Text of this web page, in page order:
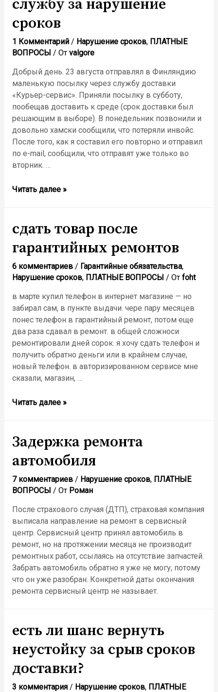
службу за нарушение
сроков
1 Комментарий / Нарушение сроков, ПЛАТНЫЕ
ВОПРОСЫ / От valgore
Добрый день. 23 августа отправлял в Финляндию
маленькую посылку через службу доставки
«Курьер-сервис». Приняли посылку в субботу,
пообещав доставить к среде (срок доставки был
решающим в выборе). В понедельник позвонили и
довольно хамски сообщили, что потеряли инвойс.
После того, как я составил его повторно и отправил
по e-mail, сообщили, что отправят уже только во
вторник. …
как
службу
за
нарушение
сроков
Читать далее »
сдать товар после
гарантийных ремонтов
6 комментариев / Гарантийные обязательства,
Нарушение сроков, ПЛАТНЫЕ ВОПРОСЫ / От foht
в марте купил телефон в интернет магазине — но
забирал сам, в пункте выдачи. чере пару месяцев
понес телефон в гарантийный ремонт, потом еще
два раза сдавал в ремонт. в общей сложноси
ремонтировали дней сорок. я хочу сдать телефон и
получить обратно деньги или в крайнем случае,
новый телефон. в авторизированном сервисе мне
сказали, магазин, …
сдать
гарантийных
ремонтов
Читать далее »
Задержка ремонта
автомобиля
7 комментариев / Нарушение сроков, ПЛАТНЫЕ
ВОПРОСЫ / От Роман
После страхового случая (ДТП), страховая компания
выписала направление на ремонт в сервисный
центр. Сервисный центр принял автомобиль в
ремонт, но на протяжении месяца не производит
ремонтных работ, ссылаясь на отсутствие запчастей.
Забрать автомобиль обратно я уже не могу, потому
что он уже разобран. Конкретной даты окончания
ремонта сервисный центр не называет.
есть ли шанс вернуть
неустойку за срыв сроков
доставки?
3 комментария / Нарушение сроков, ПЛАТНЫЕ